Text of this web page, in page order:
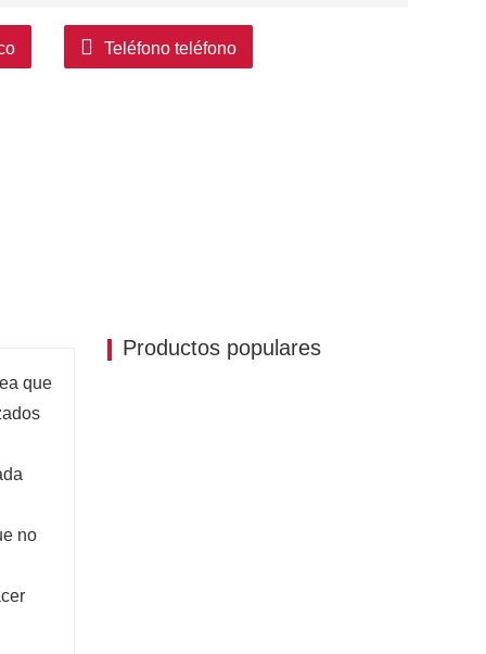
Teléfono teléfono
que
no
Productos populares